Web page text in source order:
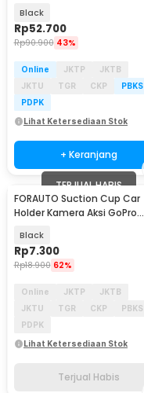
Black
Rp52.700
Rp90.900 43%
Online JKTP
JKTB
JKTU
TGR CKP
PBKS
PDPK
Lihat Ketersediaan Stok
+ Keranjang
TERJUAL HABIS
FORAUTO Suction Cup Car
Holder Kamera Aksi GoPro
Black
Rp7.300
Rp18.900 62%
Online JKTP
JKTB
JKTU
TGR CKP
PBKS
PDPK
Lihat Ketersediaan Stok
Terjual Habis